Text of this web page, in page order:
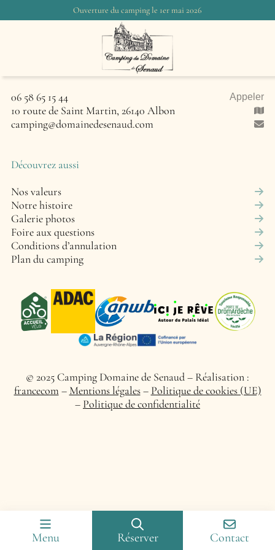
Ouverture du camping le 1er mai 2026
06 58 65 15 44
Appeler
10 route de Saint Martin, 26140 Albon
camping@domainedesenaud.com
Découvrez aussi
Nos valeurs
Notre histoire
Galerie photos
Foire aux questions
Conditions d’annulation
Plan du camping
© 2025 Camping Domaine de Senaud – Réalisation :
francecom – Mentions légales– Politique de cookies (UE)
– Politique de confidentialité
Menu Réserver Contact